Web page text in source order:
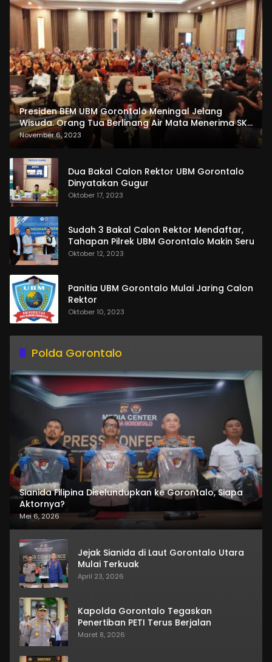
Presiden BEM UBM Gorontalo Meningal Jelang
Wisuda. Orang Tua Berlinang Air Mata Menerima SKL
dan Pemasangan Salempang
November 6, 2023
Dua Bakal Calon Rektor UBM Gorontalo
Dinyatakan Gugur
Oktober 17, 2023
Sudah 3 Bakal Calon Rektor Mendaftar,
Tahapan Pilrek UBM Gorontalo Makin Seru
Oktober 12, 2023
Panitia UBM Gorontalo Mulai Jaring Calon
Rektor
Oktober 10, 2023
Polda Gorontalo
Sianida Filipina Diselundupkan ke Gorontalo, Siapa
Aktornya?
Mei 6, 2026
Jejak Sianida di Laut Gorontalo Utara
Mulai Terkuak
April 23, 2026
Kapolda Gorontalo Tegaskan
Penertiban PETI Terus Berjalan
Maret 8, 2026